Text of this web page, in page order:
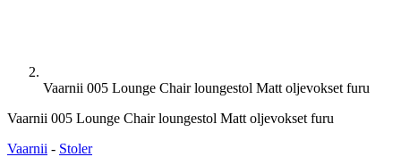
Vaarnii 005 Lounge Chair loungestol Matt oljevokset furu
Vaarnii 005 Lounge Chair loungestol Matt oljevokset furu
Vaarnii - Stoler